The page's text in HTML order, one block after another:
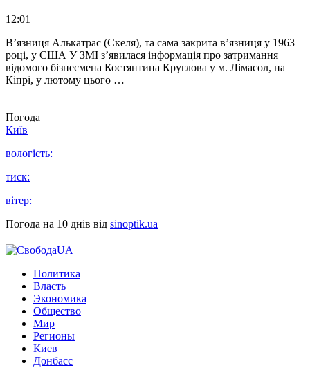
12:01
В’язниця Алькатрас (Скеля), та сама закрита в’язниця у 1963
році, у США У ЗМІ з’явилася інформація про затримання
відомого бізнесмена Костянтина Круглова у м. Лімасол, на
Кіпрі, у лютому цього …
Погода
Київ
вологість:
тиск:
вітер:
Погода на 10 днів від sinoptik.ua
Политика
Власть
Экономика
Общество
Мир
Регионы
Киев
Донбасс